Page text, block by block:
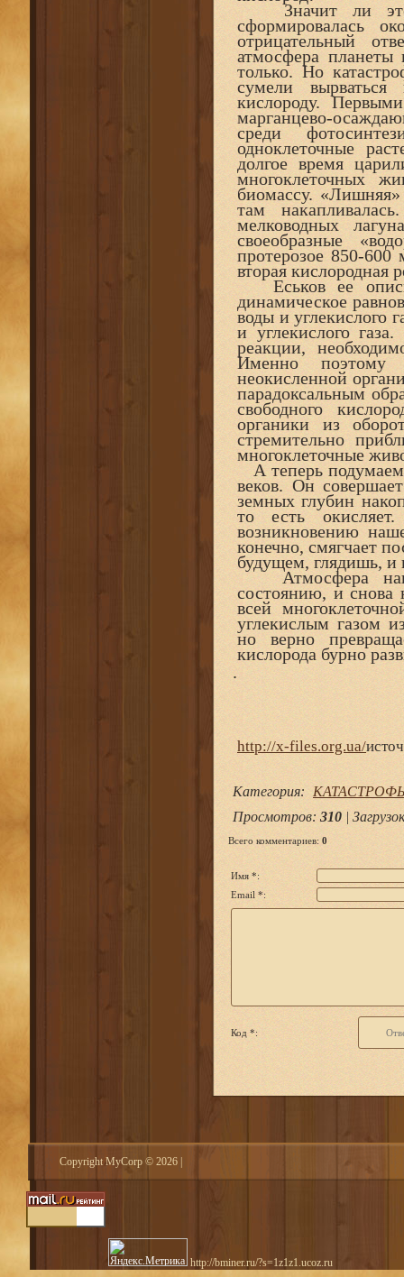
Значит ли это,
сформировалась
отрицательный
атмосфера планеты
только. Но
сумели
кислороду.
марганцево-
среди
одноклеточные
долгое время
многоклеточных
биомассу.
там
мелководных
своеобразные
протерозое 850-
вторая кислородная
Еськов ее
динамическое
воды и углекислого
и углекислого
реакции,
Именно поэтому
неокисленной
парадоксальным
свободного
органики из
стремительно
многоклеточные
А теперь подумаем
веков. Он
земных глубин
то есть
возникновению
конечно, смягчает
будущем, глядишь, и
Атмосфера
состоянию, и снова
всей
углекислым газом
но верно
кислорода бурно
.
http://x-files.org.ua/
Категория:
Просмотров: 310 | Загрузок
Всего комментариев: 0
Имя *:
Email *:
Код *:
Copyright MyCorp © 2026
http://bminer.ru/?s=1z1z1.ucoz.ru